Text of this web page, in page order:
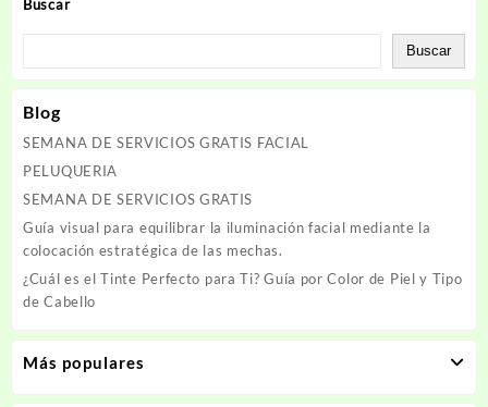
Buscar
Buscar
Blog
SEMANA DE SERVICIOS GRATIS FACIAL
PELUQUERIA
SEMANA DE SERVICIOS GRATIS
Guía visual para equilibrar la iluminación facial mediante la
colocación estratégica de las mechas.
¿Cuál es el Tinte Perfecto para Ti? Guía por Color de Piel y Tipo
de Cabello
Más populares